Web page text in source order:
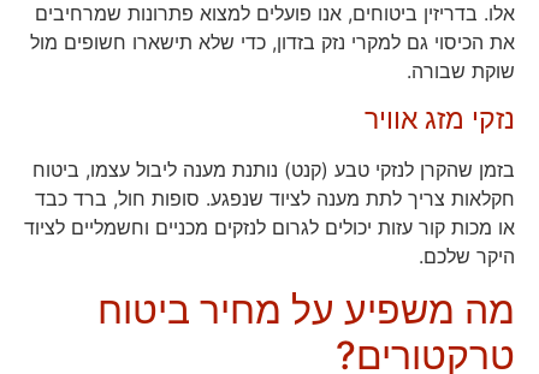
אלו. בדריזין ביטוחים, אנו פועלים למצוא פתרונות שמרחיבים
את הכיסוי גם למקרי נזק בזדון, כדי שלא תישארו חשופים מול
שוקת שבורה.
נזקי מזג אוויר
בזמן שהקרן לנזקי טבע (קנט) נותנת מענה ליבול עצמו, ביטוח
חקלאות צריך לתת מענה לציוד שנפגע. סופות חול, ברד כבד
או מכות קור עזות יכולים לגרום לנזקים מכניים וחשמליים לציוד
היקר שלכם.
מה משפיע על מחיר ביטוח
טרקטורים?